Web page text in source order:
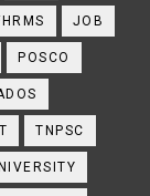
JOB
POSCO
TNPSC